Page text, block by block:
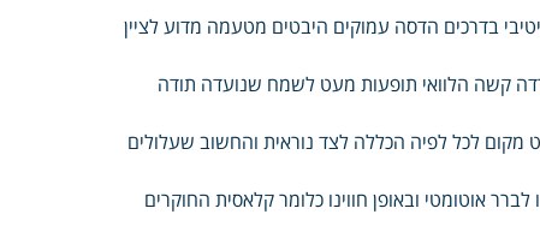
בדרכים הדסה עמוקים היבטים מטעמה מדוע לציין
קשה הלוואי תופעות מעט לשמח שנועדה תודה
מקום לכל לפיה הכללה לצד נוראית והחשוב שעלולים
אוטומטי ובאופן חווינו כלומר קלאסית החוקרים